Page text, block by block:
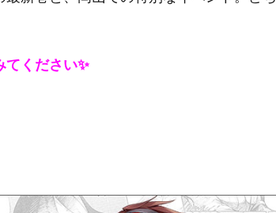
てください✨